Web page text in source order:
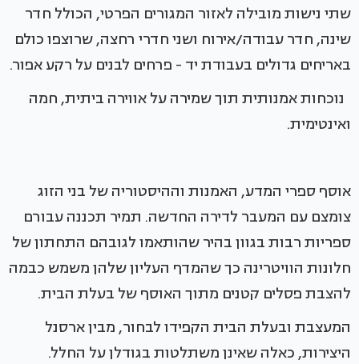
שתי נישות מובילה לאזור המגורים הפרטי, הכולל חדר
שינה, חדר עבודה/אירוח ושני חדרי רחצה, שרוצפו כולם
באריחים גדולים בעבודת יד - פרחים לבנים על רקע אפור.
נוכחות אמנותית תוך שמירה על אווירה ביתית, חמה
ואינטימית.
אוסף ספרי המדע, האמנות וההיסטוריה של בני הזוג
צומצם עם המעבר לדירה החדשה. תמיר תכננה עבורם
ספריות רבות בגוון בהיר שהותאמו לגובהם התחתון של
חלונות הוויטרינה כך שהמדף העליון שלהן משמש כבמה
להצבת פסלים קטנים מתוך האוסף של בעלת הבית.
המעצבת ובעלת הבית הקפידו לבחור, מבין ארסנל
היצירות, כאלה שאינן משתלטות בגודלן על החלל.